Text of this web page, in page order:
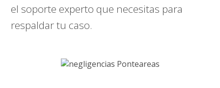
el soporte experto que necesitas para
respaldar tu caso.